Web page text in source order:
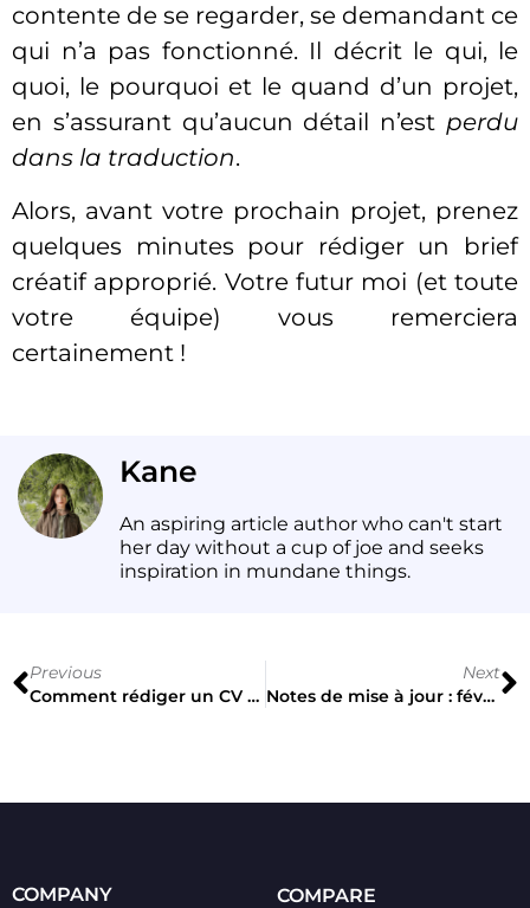
contente de se regarder, se demandant ce
qui n’a pas fonctionné. Il décrit le qui, le
quoi, le pourquoi et le quand d’un projet,
en s’assurant qu’aucun détail n’est perdu
dans la traduction.
Alors, avant votre prochain projet, prenez
quelques minutes pour rédiger un brief
créatif approprié. Votre futur moi (et toute
votre équipe) vous remerciera
certainement !
Kane
An aspiring article author who can't start
her day without a cup of joe and seeks
inspiration in mundane things.
Previous
Comment rédiger un CV en graphisme : à faire et à ne pas faire
Next
Notes de mise à jour : février 2025
COMPANY COMPARE